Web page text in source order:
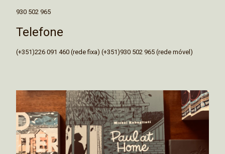
930 502 965
Telefone
(+351)226 091 460 (rede fixa) (+351)930 502 965 (rede móvel)